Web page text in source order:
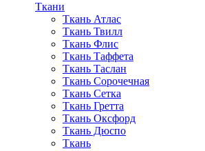
Ткани
Ткань Атлас
Ткань Твилл
Ткань Флис
Ткань Таффета
Ткань Таслан
Ткань Сорочечная
Ткань Сетка
Ткань Гретта
Ткань Оксфорд
Ткань Дюспо
Ткань